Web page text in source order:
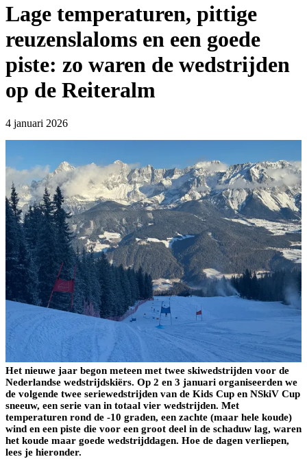
Lage temperaturen, pittige
reuzenslaloms en een goede
piste: zo waren de wedstrijden
op de Reiteralm
4 januari 2026
Het nieuwe jaar begon meteen met twee skiwedstrijden voor de
Nederlandse wedstrijdskiërs. Op 2 en 3 januari organiseerden we
de volgende twee seriewedstrijden van de Kids Cup en NSkiV Cup
sneeuw, een serie van in totaal vier wedstrijden. Met
temperaturen rond de -10 graden, een zachte (maar hele koude)
wind en een piste die voor een groot deel in de schaduw lag, waren
het koude maar goede wedstrijddagen. Hoe de dagen verliepen,
lees je hieronder.